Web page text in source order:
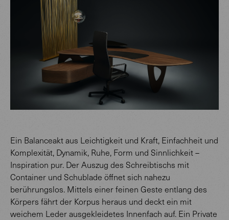
Ein Balanceakt aus Leichtigkeit und Kraft, Einfachheit und
Komplexität, Dynamik, Ruhe, Form und Sinnlichkeit –
Inspiration pur. Der Auszug des Schreibtischs mit
Container und Schublade öffnet sich nahezu
berührungslos. Mittels einer feinen Geste entlang des
Körpers fährt der Korpus heraus und deckt ein mit
weichem Leder ausgekleidetes Innenfach auf. Ein Private